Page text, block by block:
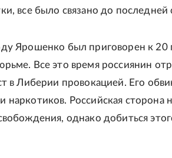
все было связано до последней
Ярошенко был приговорен к 20
Все это время россиянин
в Либерии провокацией. Его
наркотиков. Российская сторона
однако добиться